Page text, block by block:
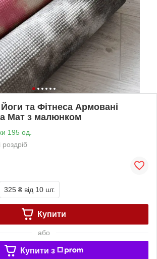
та Фітнеса Армовані
Мат з малюнком
195 од.
роздріб
325 ₴ від 10 шт.
Купити
або
Купити з